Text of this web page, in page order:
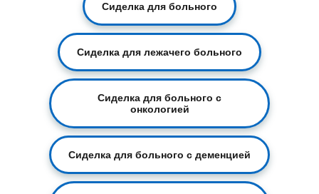
Сиделка для больного
Сиделка для лежачего больного
Сиделка для больного с
онкологией
Сиделка для больного с деменцией